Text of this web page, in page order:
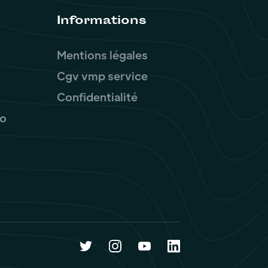
Informations
Mentions légales
Cgv vmp service
Confidentialité